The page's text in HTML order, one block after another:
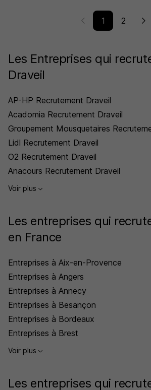
1 2
Les Entreprises qui
Draveil
AP-HP Recrutement Draveil
Acadomia Recrutement Draveil
Groupement Mousquetaires
Lidl Recrutement Draveil
O2 Recrutement Draveil
Anacours Recrutement Draveil
Voir plus
Les entreprises qui
en France
Entreprises à Aix-en-Provence
Entreprises à Angers
Entreprises à Annecy
Entreprises à Besançon
Entreprises à Bordeaux
Entreprises à Brest
Voir plus
Les entreprises qui